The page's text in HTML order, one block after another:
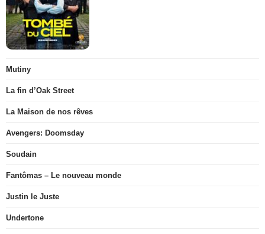
Mutiny
La fin d’Oak Street
La Maison de nos rêves
Avengers: Doomsday
Soudain
Fantômas – Le nouveau monde
Justin le Juste
Undertone